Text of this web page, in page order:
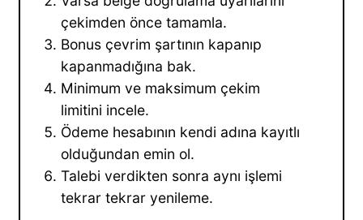
çekimden önce tamamla.
Bonus çevrim şartının kapanıp
kapanmadığına bak.
Minimum ve maksimum çekim
limitini incele.
Ödeme hesabının kendi adına kayıtlı
olduğundan emin ol.
Talebi verdikten sonra aynı işlemi
tekrar tekrar yenileme.